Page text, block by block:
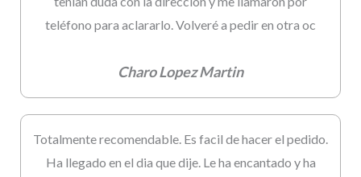
teléfono para aclararlo. Volveré a pedir en otra oc
Charo Lopez Martin
Totalmente recomendable. Es facil de hacer el pedido.
Ha llegado en el dia que dije. Le ha encantado y ha